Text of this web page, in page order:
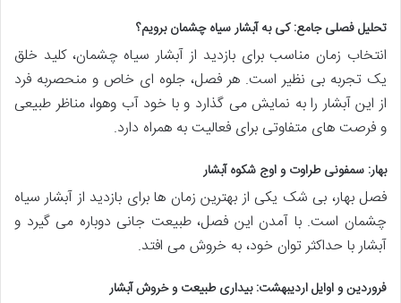
تحلیل فصلی جامع: کی به آبشار سیاه چشمان برویم؟
انتخاب زمان مناسب برای بازدید از آبشار سیاه چشمان، کلید خلق
یک تجربه بی نظیر است. هر فصل، جلوه ای خاص و منحصربه فرد
از این آبشار را به نمایش می گذارد و با خود آب وهوا، مناظر طبیعی
و فرصت های متفاوتی برای فعالیت به همراه دارد.
بهار: سمفونی طراوت و اوج شکوه آبشار
فصل بهار، بی شک یکی از بهترین زمان ها برای بازدید از آبشار سیاه
چشمان است. با آمدن این فصل، طبیعت جانی دوباره می گیرد و
آبشار با حداکثر توان خود، به خروش می افتد.
فروردین و اوایل اردیبهشت: بیداری طبیعت و خروش آبشار